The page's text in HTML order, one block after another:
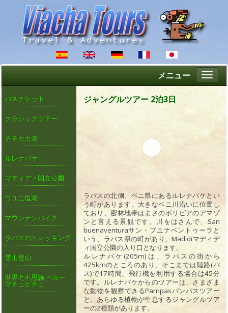
メニュー
バスチケット
クラシックツアー
チチカカ湖
ルレナバケ
マディディ国立公園
ウユニ塩湖
マウンテンバイク
ラパスのトレッキング
雪山登山
世界七不思議 ペルー
マチュピチュ
ジャングルツアー 2泊3日
ラパスの北側、ベニ県にあるルレナバケとい
う町があります。大きなベニ川沿いに位置し
ており、密林地帯はまさのボリビアのアマゾ
ンと言える景観です。川をはさんで、San
buenaventuraサン・ブエナベントゥーラと
いう、ラパス県の町があり、Madidiマディデ
ィ国立公園の入り口となります。
ルレナバケ(205m)は、ラパスの街から
425kmのところのあり、そこまでは陸路(バ
ス)で17時間、飛行機を利用する場合は45分
です。ルレナバケからのツアーは、さまざま
な動物を観察できるPampasパンパスツアー
と、あらゆる植物が生息するジャングルツア
ーの2種類があります。